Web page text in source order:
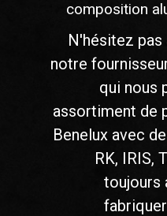
composition
N'hésitez
notre
qui nous
assortiment de
Benelux avec
RK, IRIS,
toujours